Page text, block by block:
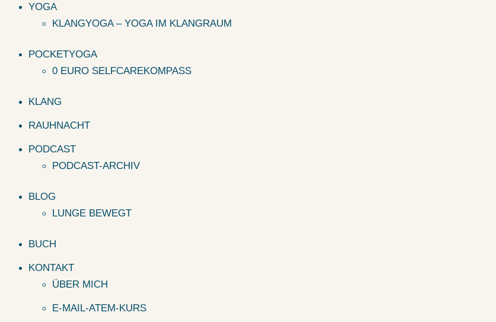
YOGA
KLANGYOGA – YOGA IM KLANGRAUM
POCKETYOGA
0 EURO SELFCAREKOMPASS
KLANG
RAUHNACHT
PODCAST
PODCAST-ARCHIV
BLOG
LUNGE BEWEGT
BUCH
KONTAKT
ÜBER MICH
E-MAIL-ATEM-KURS